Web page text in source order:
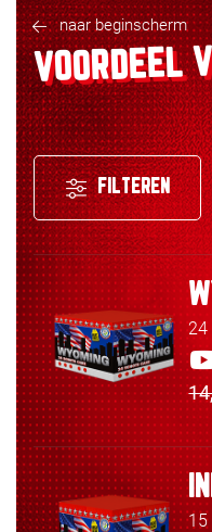
naar beginscherm
VOORDEEL
FILTEREN
24
15